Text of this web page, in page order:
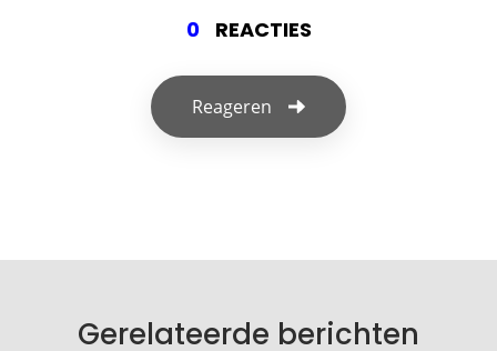
0 REACTIES
Reageren
Je e-mailadres wordt niet gepubliceerd.
Gerelateerde berichten